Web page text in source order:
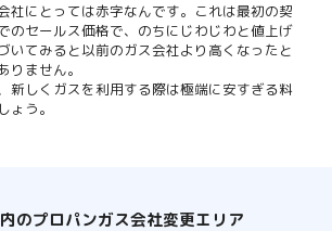
社にとっては赤字なんです。これは最初の契
のセールス価格で、のちにじわじわと値上げ
いてみると以前のガス会社より高くなったと
りません。
新しくガスを利用する際は極端に安すぎる料
ょう。
のプロパンガス会社変更エリア